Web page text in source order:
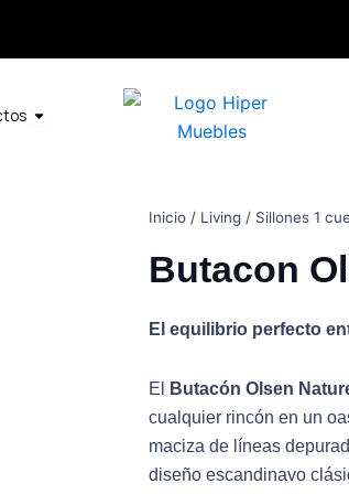
Open Productos
Inicio / Living / Sillones 1
Butacon
El equilibrio perfecto
El Butacón Olsen
cualquier rincón en un
maciza de líneas
diseño escandinavo